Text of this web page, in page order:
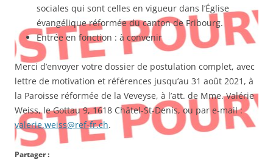
sociales qui sont celles en vigueur dans l’Église
évangélique réformée du canton de Fribourg.
Entrée en fonction : à convenir
Merci d’envoyer votre dossier de postulation complet, avec
lettre de motivation et références jusqu’au 31 août 2021, à
la Paroisse réformée de la Veveyse, à l’att. de Mme. Valérie
Weiss, le Gottau 9, 1618 Châtel-St-Denis, ou par e-mail :
valerie.weiss@ref-fr.ch.
Partager :